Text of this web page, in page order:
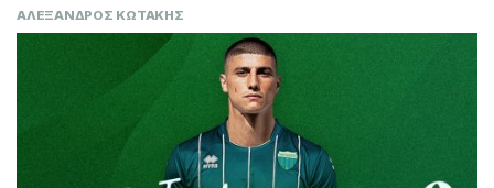
ΑΛΕΞΑΝΔΡΟΣ ΚΩΤΑΚΗΣ